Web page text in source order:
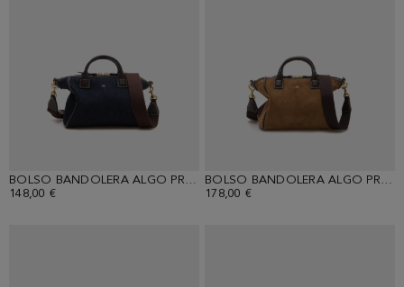
BOLSO BANDOLERA ALGO PRESTADO
148,00 €
BOLSO BANDOLERA ALGO PRESTADO
178,00 €